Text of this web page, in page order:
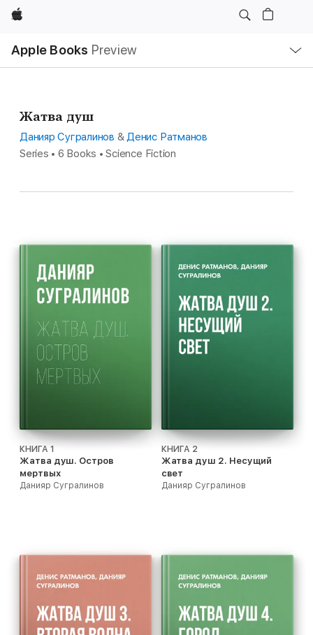
Apple
Apple Books Preview
Nav
Open
Menu
Жатва душ
Данияр Сугралинов & Денис Ратманов
Series • 6 Books • Science Fiction
КНИГА 1
Жатва душ. Остров
мертвых
Данияр Сугралинов
КНИГА 2
Жатва душ 2. Несущий
свет
Данияр Сугралинов